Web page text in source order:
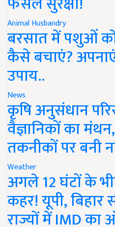
Animal Husbandry
बरसात में पशुओं को
कैसे बचाएं?
उपाय..
News
कृषि अनुसंधान
वैज्ञानिकों का
तकनीकों पर बनी
Weather
अगले 12 घंटों के
कहर! यूपी, बिहार
राज्यों में IMD का